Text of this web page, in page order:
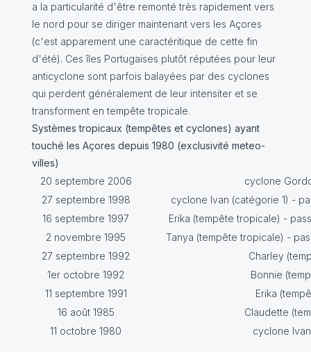
a la particularité d'être remonté très rapidement vers
le nord pour se diriger maintenant vers les Açores
(c'est apparement une caractéritique de cette fin
d'été). Ces îles Portugaises plutôt réputées pour leur
anticyclone sont parfois balayées par des cyclones
qui perdent généralement de leur intensiter et se
transforment en tempête tropicale.
Systèmes tropicaux (tempêtes et cyclones) ayant
touché les Açores depuis 1980 (exclusivité meteo-
villes)
20 septembre 2006
cyclone
27 septembre 1998
cyclone Ivan (catégorie 1) -
16 septembre 1997
Erika (tempête tropicale) -
2 novembre 1995
Tanya (tempête tropicale) -
27 septembre 1992
Charley
1er octobre 1992
Bonnie
11 septembre 1991
Erika
16 août 1985
Claudette
11 octobre 1980
cyclone